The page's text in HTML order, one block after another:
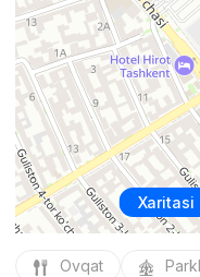
Xaritasi
Ovqat